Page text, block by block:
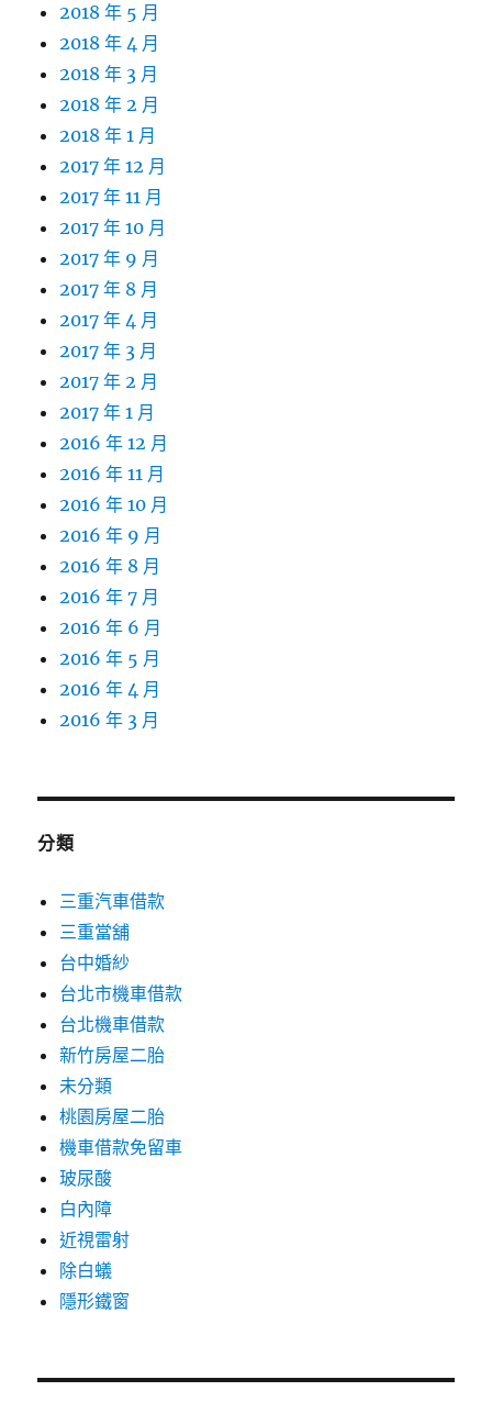
2018 年 5 月
2018 年 4 月
2018 年 3 月
2018 年 2 月
2018 年 1 月
2017 年 12 月
2017 年 11 月
2017 年 10 月
2017 年 9 月
2017 年 8 月
2017 年 4 月
2017 年 3 月
2017 年 2 月
2017 年 1 月
2016 年 12 月
2016 年 11 月
2016 年 10 月
2016 年 9 月
2016 年 8 月
2016 年 7 月
2016 年 6 月
2016 年 5 月
2016 年 4 月
2016 年 3 月
分類
三重汽車借款
三重當舖
台中婚紗
台北市機車借款
台北機車借款
新竹房屋二胎
未分類
桃園房屋二胎
機車借款免留車
玻尿酸
白內障
近視雷射
除白蟻
隱形鐵窗